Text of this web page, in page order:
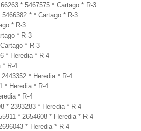
* 5467575 * Cartago * R-3
* * Cartago * R-3
* R-3
* R-3
* R-3
* Heredia * R-4
* R-4
* Heredia * R-4
* Heredia * R-4
* R-4
* 2393283 * Heredia * R-4
* 2654608 * Heredia * R-4
* Heredia * R-4